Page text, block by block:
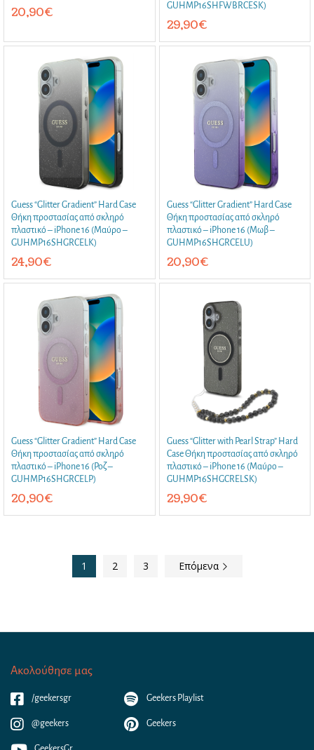
20,90€
GUHMP16SHFWBRCESK)
29,90€
Guess “Glitter Gradient” Hard Case
Θήκη προστασίας από σκληρό
πλαστικό – iPhone 16 (Μαύρο –
GUHMP16SHGRCELK)
24,90€
Guess “Glitter Gradient” Hard Case
Θήκη προστασίας από σκληρό
πλαστικό – iPhone 16 (Μωβ –
GUHMP16SHGRCELU)
20,90€
Guess “Glitter Gradient” Hard Case
Θήκη προστασίας από σκληρό
πλαστικό – iPhone 16 (Ροζ –
GUHMP16SHGRCELP)
20,90€
Guess “Glitter with Pearl Strap” Hard
Case Θήκη προστασίας από σκληρό
πλαστικό – iPhone 16 (Μαύρο –
GUHMP16SHGCRELSK)
29,90€
1 2 3 Επόμενα
Ακολούθησε μας
/geekersgr
@geekers
Geekers Playlist
Geekers